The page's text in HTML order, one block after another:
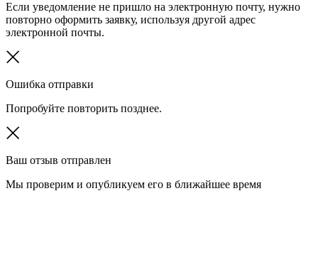
Если уведомление не пришло на электронную почту, нужно
повторно оформить заявку, используя другой адрес
электронной почты.
Ошибка отправки
Попробуйте повторить позднее.
Ваш отзыв отправлен
Мы проверим и опубликуем его в ближайшее время